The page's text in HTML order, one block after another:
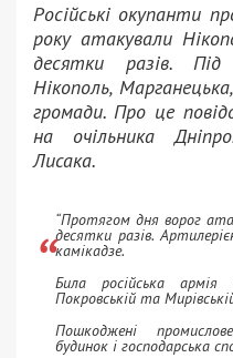
Російські окупанти
року атакували
десятки разів.
Нікополь,
громади. Про це
на очільника
Лисака.
“Протягом дня ворог
десятки разів.
камікадзе.
Била російська армія
Покровській та
Пошкоджені
будинок і господарська